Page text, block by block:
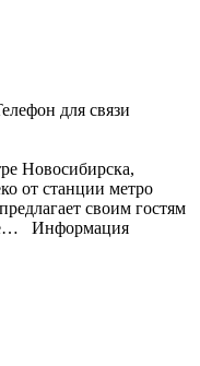
для связи
Новосибирска,
от станции метро
своим гостям
Информация